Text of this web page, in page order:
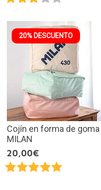
20% DESCUENTO
Cojín en forma de goma
MILAN
20,00€